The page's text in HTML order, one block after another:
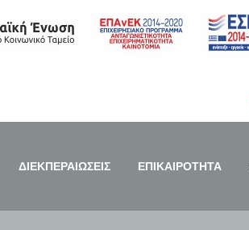
ΔΙΕΚΠΕΡΑΙΩΣΕΙΣ ΕΠΙΚΑΙΡΟΤΗΤΑ